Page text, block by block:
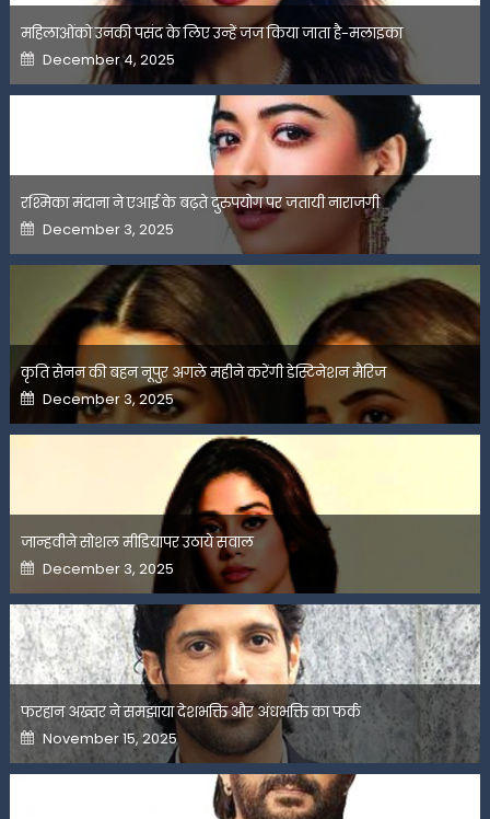
महिलाओंको उनकी पसंद के लिए उन्हें जज किया जाता है-मलाइका
Posted
on
December 4, 2025
रश्मिका मंदाना ने एआई के बढ़ते दुरुपयोग पर जतायी नाराजगी
Posted
on
December 3, 2025
कृति सेनन की बहन नूपुर अगले महीने करेंगी डेस्टिनेशन मैरिज
Posted
on
December 3, 2025
जान्हवीने सोशल मीडियापर उठाये सवाल
Posted
on
December 3, 2025
फरहान अख्तर ने समझाया देशभक्ति और अंधभक्ति का फर्क
Posted
on
November 15, 2025